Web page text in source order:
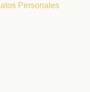
Personales